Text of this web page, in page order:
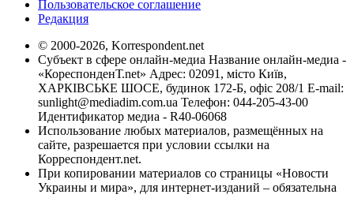
Пользовательское соглашение
Редакция
© 2000-2026, Korrespondent.net
Субъект в сфере онлайн-медиа Название онлайн-медиа -
«КореспонденТ.net» Адрес: 02091, місто Київ,
ХАРКІВСЬКЕ ШОСЕ, будинок 172-Б, офіс 208/1 E-mail:
sunlight@mediadim.com.ua Телефон: 044-205-43-00
Идентификатор медиа - R40-06068
Использование любых материалов, размещённых на
сайте, разрешается при условии ссылки на
Корреспондент.net.
При копировании материалов со страницы «Новости
Украины и мира», для интернет-изданий – обязательна